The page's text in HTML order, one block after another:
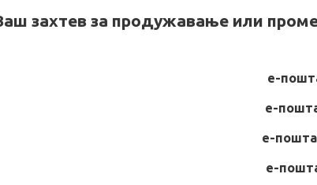
захтев за продужавање или
е-
е-
е-
е-